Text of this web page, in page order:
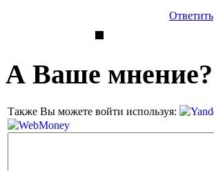
Ответить
А Ваше мнение?
Также Вы можете войти используя: